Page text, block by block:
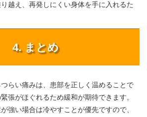
越え、再発しにくい身体を手に入れるた
4. まとめ
らい痛みは、患部を正しく温めることで
張がほぐれるため緩和が期待できます。
強い場合は冷やすことが優先ですので、